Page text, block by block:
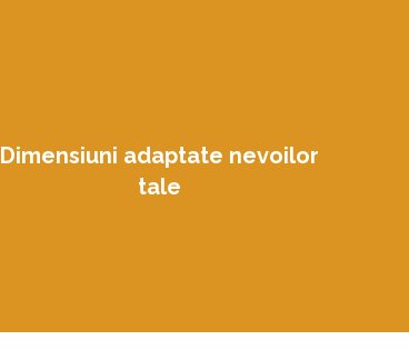
Dimensiuni adaptate nevoilor
tale